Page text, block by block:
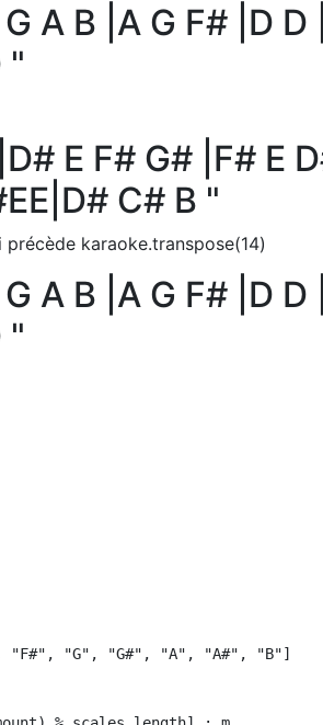
A B |A G F# |D D
"
E F# G# |F# E
C# B "
karaoke.transpose(14)
A B |A G F# |D D
"
"G", "G#", "A", "A#", "B"]